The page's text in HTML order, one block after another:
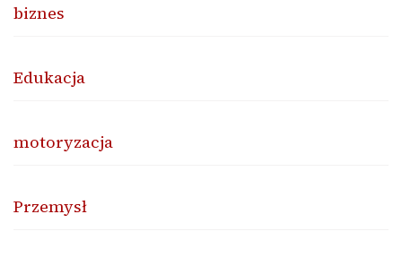
biznes
Edukacja
motoryzacja
Przemysł